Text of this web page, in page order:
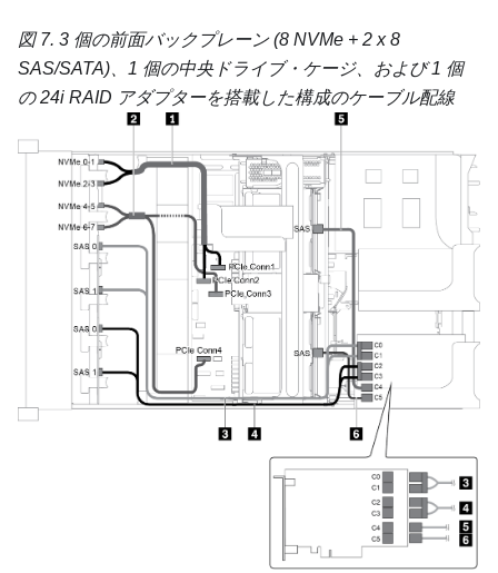
図 7. 3 個の前面バックプレーン (8 NVMe + 2 x 8
SAS/SATA)、1 個の中央ドライブ・ケージ、および 1 個
の 24i RAID アダプターを搭載した構成のケーブル配線